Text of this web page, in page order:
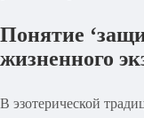
Понятие
жизненного
В эзотерической